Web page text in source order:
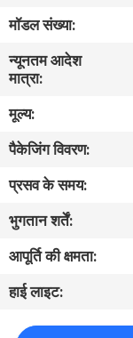
कारखाना
भ्रमण
गुणवत्ता
नियंत्रण
संपर्क
करें
समाचार
मॉडल संख्या:
न्यूनतम आदेश
मात्रा:
मूल्य:
पैकेजिंग विवरण:
प्रसव के समय:
भुगतान शर्तें:
आपूर्ति की क्षमता:
हाई लाइट: